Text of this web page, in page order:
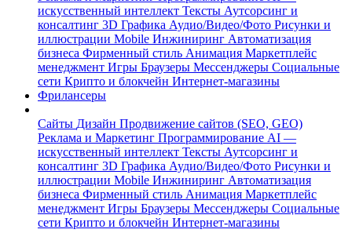
искусственный интеллект Тексты Аутсорсинг и
консалтинг 3D Графика Аудио/Видео/Фото Рисунки и
иллюстрации Mobile Инжиниринг Автоматизация
бизнеса Фирменный стиль Анимация Маркетплейс
менеджмент Игры Браузеры Мессенджеры Социальные
сети Крипто и блокчейн Интернет-магазины
Фрилансеры
Сайты Дизайн Продвижение сайтов (SEO, GEO)
Реклама и Маркетинг Программирование AI —
искусственный интеллект Тексты Аутсорсинг и
консалтинг 3D Графика Аудио/Видео/Фото Рисунки и
иллюстрации Mobile Инжиниринг Автоматизация
бизнеса Фирменный стиль Анимация Маркетплейс
менеджмент Игры Браузеры Мессенджеры Социальные
сети Крипто и блокчейн Интернет-магазины